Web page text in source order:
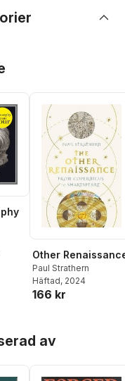
Other
Paul Strathern
Häftad, 2024
166 kr
av